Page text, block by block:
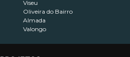
Viseu
Oliveira do Bairro
Almada
Valongo